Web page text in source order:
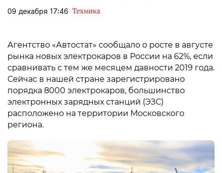
09 декабря 17:46 Техника
Агентство «Автостат» сообщало о росте в августе
рынка новых электрокаров в России на 62%, если
сравнивать с тем же месяцем давности 2019 года.
Сейчас в нашей стране зарегистрировано
порядка 8000 электрокаров, большинство
электронных зарядных станций (ЭЗС)
расположено на территории Московского
региона.